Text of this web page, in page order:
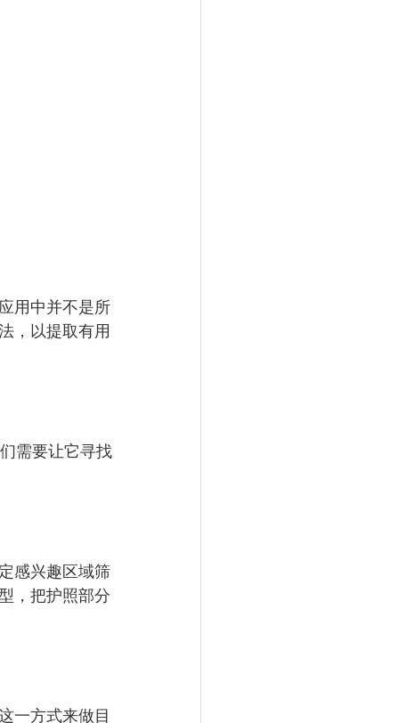
用中并不是所
，以提取有用
需要让它寻找
感兴趣区域筛
，把护照部分
一方式来做目